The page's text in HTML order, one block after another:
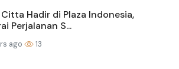
Hadir di Plaza Indonesia,
Perjalanan S...
ago 13